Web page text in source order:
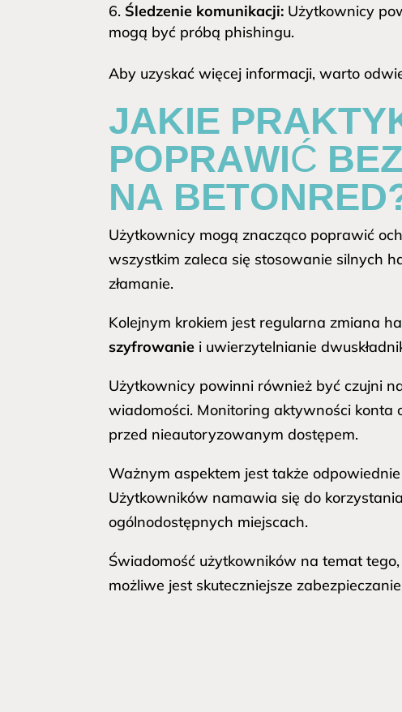
Śledzenie komunikacji: Użytkownicy
mogą być próbą phishingu.
Aby uzyskać więcej informacji, warto
JAKIE
POPRAWIĆ
NA
Użytkownicy mogą znacząco poprawić
wszystkim zaleca się stosowanie silnych
złamanie.
Kolejnym krokiem jest regularna zmiana
szyfrowanie i uwierzytelnianie
Użytkownicy powinni również być czujni
wiadomości. Monitoring aktywności
przed nieautoryzowanym dostępem.
Ważnym aspektem jest także
Użytkowników namawia się do
ogólnodostępnych miejscach.
Świadomość użytkowników na temat
możliwe jest skuteczniejsze